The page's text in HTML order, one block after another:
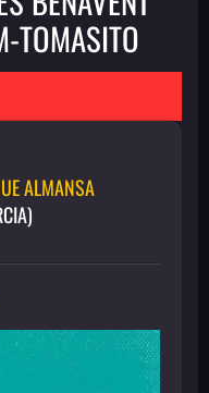
TOMASITO
ALMANSA